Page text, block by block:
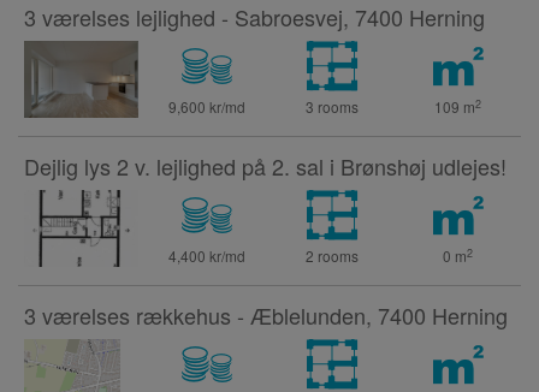
3 værelses lejlighed - Sabroesvej, 7400 Herning
9,600 kr/md 3 rooms 109 m2
Dejlig lys 2 v. lejlighed på 2. sal i Brønshøj udlejes!
4,400 kr/md 2 rooms 0 m2
3 værelses rækkehus - Æblelunden, 7400 Herning